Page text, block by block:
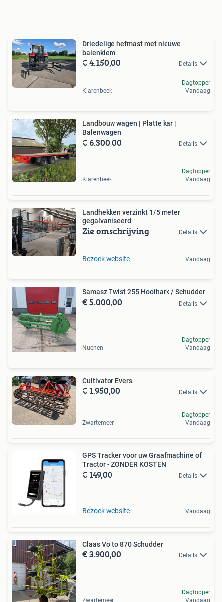
Driedelige hefmast met nieuwe
balenklem
€ 4.150,00 Details
Klarenbeek
Dagtopper
Vandaag
Landbouw wagen | Platte kar |
Balenwagen
€ 6.300,00 Details
Klarenbeek
Dagtopper
Vandaag
Landhekken verzinkt 1/5 meter
gegalvaniseerd
Zie omschrijving Details
Bezoek website Vandaag
Samasz Twist 255 Hooihark / Schudder
€ 5.000,00 Details
Nuenen
Dagtopper
Vandaag
Cultivator Evers
€ 1.950,00 Details
Zwartemeer
Dagtopper
Vandaag
GPS Tracker voor uw Graafmachine of
Tractor - ZONDER KOSTEN
€ 149,00 Details
Bezoek website Vandaag
Claas Volto 870 Schudder
€ 3.900,00 Details
Zwartemeer
Dagtopper
Vandaag